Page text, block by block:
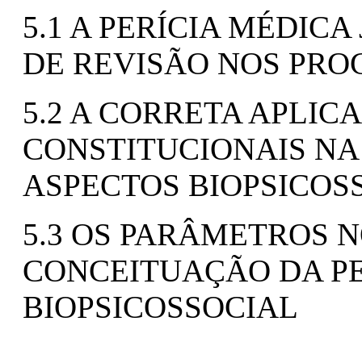
5.1 A PERÍCIA
DE REVISÃO NOS
5.2 A CORRETA
CONSTITUCIONAIS
ASPECTOS
5.3 OS PARÂMETROS
CONCEITUAÇÃO DA
BIOPSICOSSOCIAL